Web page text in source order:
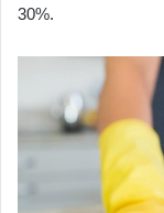
30%.